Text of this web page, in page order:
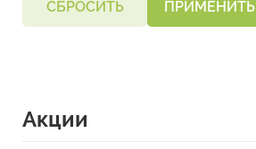
СБРОСИТЬ ПРИМЕНИТЬ
Акции